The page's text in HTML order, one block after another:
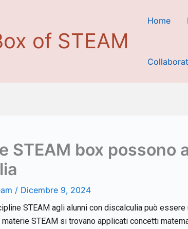
of STEAM
Home
STEAM box possono
/ Dicembre 9, 2024
STEAM agli alunni con discalculia può
STEAM si trovano applicati concetti